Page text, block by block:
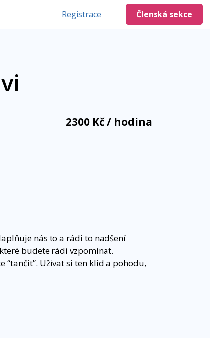
Registrace Členská sekce
2300 Kč / hodina
nás to a rádi to nadšení
budete rádi vzpomínat.
“tančit”. Užívat si ten klid a pohodu,